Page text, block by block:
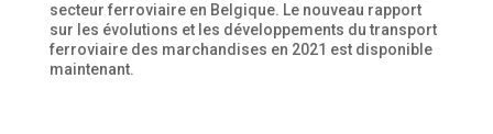
secteur ferroviaire en Belgique. Le nouveau rapport
sur les évolutions et les développements du transport
ferroviaire des marchandises en 2021 est disponible
maintenant.